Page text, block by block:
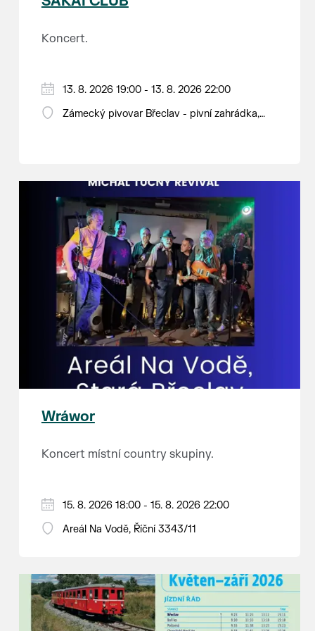
Koncert.
13. 8. 2026 19:00 - 13. 8. 2026 22:00
Zámecký pivovar Břeclav - pivní zahrádka,
Wráwor
Koncert místní country skupiny.
15. 8. 2026 18:00 - 15. 8. 2026 22:00
Areál Na Vodě, Říční 3343/11